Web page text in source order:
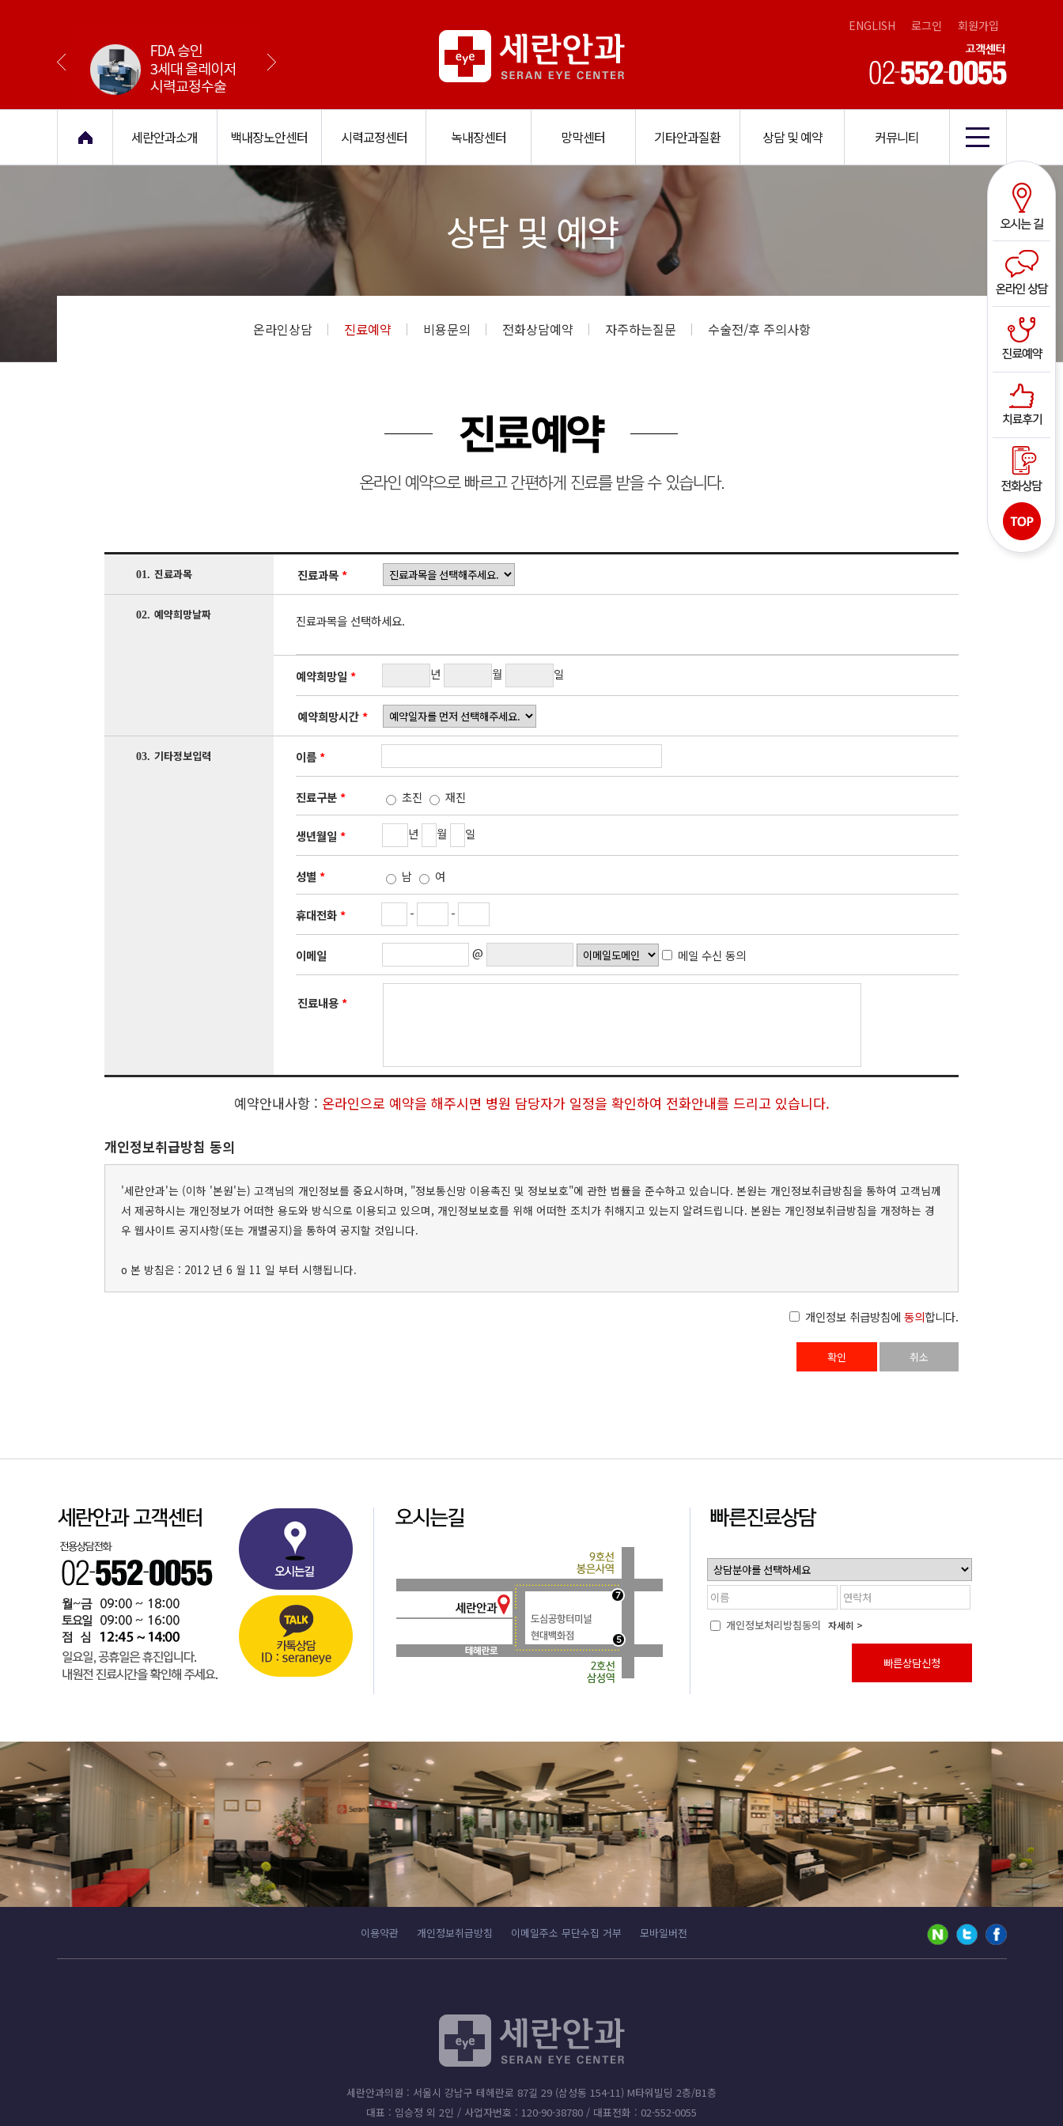
ENGLISH 로그인 회원가입
세란안과소개
의료진소개 학술활동 진료시간안내 첨단장비소개
백내장노안센터
백내장이란 백내장수술법 다양한인공수정체 LAL 백내장
시력교정센터
시력교정수술이란 옵티라식/라섹
녹내장센터
녹내장예방치료
망막센터
당뇨망막병증 망막박리/망막열공/비문증
기타안과질환
안구건조증
상담 및 예약
진료예약 비용문의
커뮤니티
로그인 이용약관 개인정보취급방침
상담 및 예약
온라인상담 진료예약 비용문의 전화상담예약 자주하는질문 수술전/후 주의사항
01. 진료과목 진료과목*
02. 예약희망날짜 진료과목을 선택하세요.
예약희망일 * 년 월 일
예약희망시간*
03. 기타정보입력 이름*
진료구분* 초진 재진
생년월일 * 년 월 일
성별 * 남 여
휴대전화* - -
이메일 @ 메일 수신 동의
진료내용*
예약안내사항 : 온라인으로 예약을 해주시면 병원 담당자가 일정을 확인하여 전화안내를 드리고 있습니다.
개인정보취급방침 동의
'세란안과'는 (이하 '본원'는) 고객님의 개인정보를 중요시하며, "정보통신망 이용촉진 및 정보보호"에 관한 법률을 준수하고 있습니다. 본원는 개인정보취급방침을 통하여 고객님께
서 제공하시는 개인정보가 어떠한 용도와 방식으로 이용되고 있으며, 개인정보보호를 위해 어떠한 조치가 취해지고 있는지 알려드립니다. 본원는 개인정보취급방침을 개정하는 경
우 웹사이트 공지사항(또는 개별공지)을 통하여 공지할 것입니다.
ο 본 방침은 : 2012 년 6 월 11 일 부터 시행됩니다.
10. 기타
11. 고지의 의무
1. 수집하려는 개인정보의 항목
본원는 회원가입, 상담, 서비스 신청 등등을 위해 아래와 같은 개인정보를 수집하고 있습니다.
ο 수집항목 : 이름 , 아이디, 비밀번호, 성별, 생년월일, 연락처, 이메일, 가입경로
2. 개인정보의 수집/이용 목적
본원는 수집한 개인정보를 다음의 목적을 위해 활용합니다.
회원제 서비스 이용에 따른 본인확인 , 개인 식별 , 불량회원의 부정 이용 방지와 비인가 사용 방지 , 가입 의사 확인 , 불만처리 등 민원처리 , 고지사항 전달
ο 마케팅 및 광고에 활용
이벤트 등 광고성 정보 전달
3. 개인정보의 보유 및 이용기간
원칙적으로, 개인정보 수집 및 이용목적이 달성된 후에는 해당 정보를 지체 없이 파기합니다. 단, 관계법령의 규정에 의하여 보존할 필요가 있는 경우 본원는 아래와 같이 관계법령
에서 정한 일정한 기간 동안 회원정보를 보관합니다.
보존 항목 : 이름 ,이메일
보존 근거 : 이용자의 홈페이지 이용 편의를 위해 제공
계약 또는 청약철회 등에 관한 기록 : 5년 (전자상거래등에서의 소비자보호에 관한 법률)
대금결제 및 재화 등의 공급에 관한 기록 : 5년 (전자상거래등에서의 소비자보호에 관한 법률)
본원는 원칙적으로 개인정보 수집 및 이용목적이 달성된 후에는 해당 정보를 지체없이 파기합니다. 파기절차 및 방법은 다음과 같습니다.
및 이용기간 참조) 일정 기간 저장된 후 파기되어집니다.
별도 DB로 옮겨진 개인정보는 법률에 의한 경우가 아니고서는 보유되어지는 이외의 다른 목적으로 이용되지 않습니다.
개인정보 취급방침에 동의합니다.
확인 취소
개인정보처리방침동의 자세히 >
빠른상담신청
이용약관 개인정보취급방침 이메일주소 무단수집 거부 모바일버전
세란안과의원 : 서울시 강남구 테헤란로 87길 29 (삼성동 154-11) M타워빌딩 2층/B1층
대표 : 임승정 외 2인 / 사업자번호 : 120-90-38780 / 대표전화 : 02-552-0055